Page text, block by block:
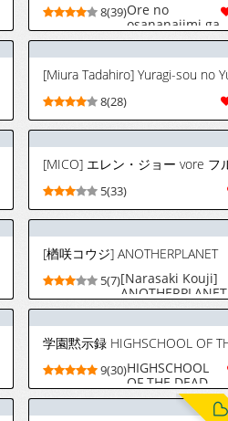
8(39)Ore no
osananajimi ga
dekkkkaku
narisugita
(novel
ilustrations)
8(28)
5(33)
[楢咲コウジ] ANOTHERPLANET
5(7)[Narasaki Kouji]
ANOTHERPLANET
9(30)HIGHSCHOOL
OF THE DEAD
SECRET BOX
ANTHOLOGY